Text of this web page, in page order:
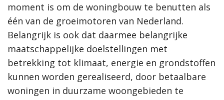
moment is om de woningbouw te benutten als
één van de groeimotoren van Nederland.
Belangrijk is ook dat daarmee belangrijke
maatschappelijke doelstellingen met
betrekking tot klimaat, energie en grondstoffen
kunnen worden gerealiseerd, door betaalbare
woningen in duurzame woongebieden te